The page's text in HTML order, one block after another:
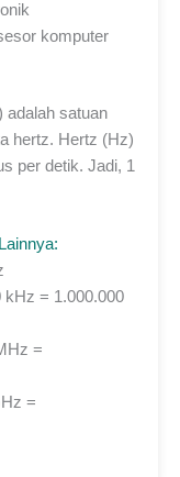
komputer
adalah satuan
hertz. Hertz (Hz)
per detik. Jadi, 1
kHz = 1.000.000
=
=